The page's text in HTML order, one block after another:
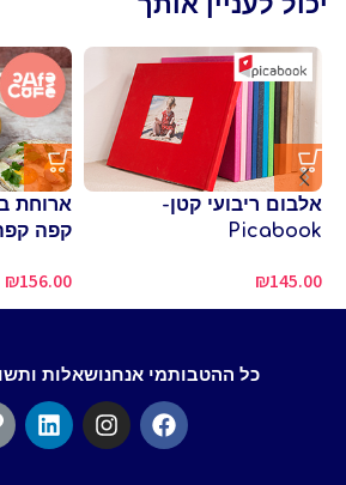
אלבום ריבועי קטן-
Picabook
₪145.00
ארוחת
קפה
₪156.00
כל ההטבותמי אנחנושאלות